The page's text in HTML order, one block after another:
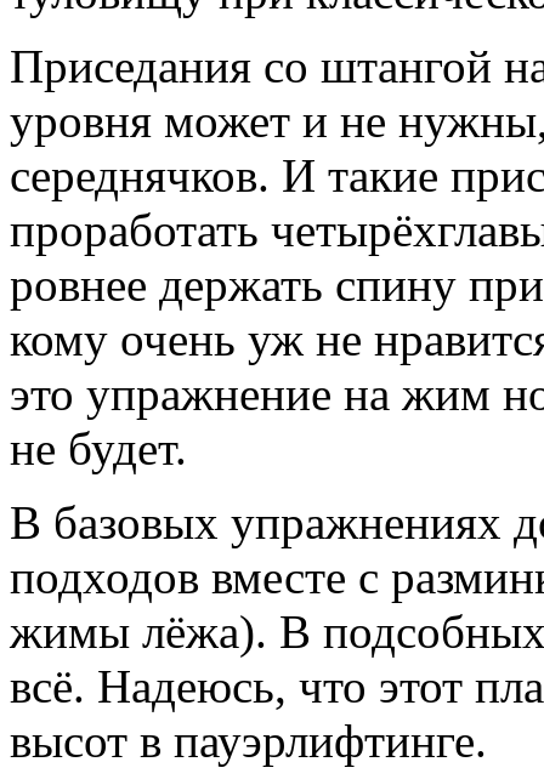
Приседания со штангой
уровня может и не
середнячков. И такие
проработать
ровнее держать спину
кому очень уж не
это упражнение на жим
не будет.
В базовых упражнениях
подходов вместе с
жимы лёжа). В
всё. Надеюсь, что этот
высот в пауэрлифтинге.